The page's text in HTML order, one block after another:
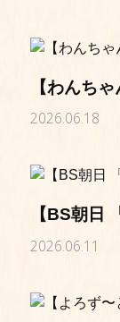
【わんち
2026.06.18
【BS朝日
2026.06.11